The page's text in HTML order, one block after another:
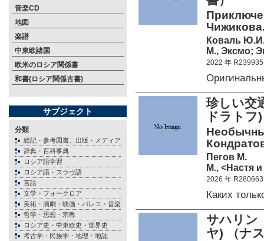
音楽CD
地図
楽譜
中東欧諸国
欧米のロシア関係書
和書(ロシア関係古書)
サブジェクト
分類
総記・参考図書、出版・メディア
辞典・百科事典
ロシア語学習
ロシア語・スラヴ語
言語
文学・フォークロア
美術・演劇・映画・バレエ・音楽
哲学・思想・宗教
ロシア史・中東欧史・世界史
考古学・民族学・地理・地誌
Коваль
М., Эксмо;
2022 年 R239935
珍しい交
ドラト
Пегов М.
М., <Настя
2026 年 R280663
Каких
サハリ
ヤ) （ナ